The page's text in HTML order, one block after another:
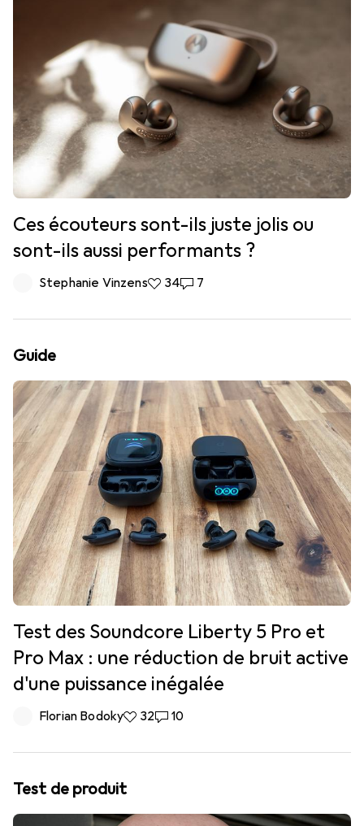
Ces écouteurs sont-ils juste jolis ou
sont-ils aussi performants ?
Stephanie Vinzens34 likes
347 commentaires
7
Guide
Test des Soundcore Liberty 5 Pro et
Pro Max : une réduction de bruit active
d'une puissance inégalée
Florian Bodoky32 likes
3210 commentaires
10
Test de produit